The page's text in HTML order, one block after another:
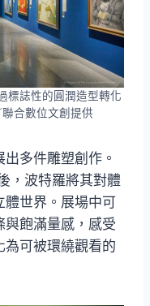
標誌性的圓潤造型轉化
合數位文創提供
多件雕塑創作。
，波特羅將其對體
世界。展場中可
飽滿量感，感受
為可被環繞觀看的